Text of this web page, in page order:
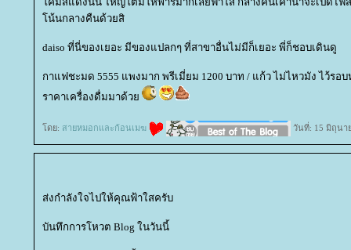
น้นกลางคืนด้วยสิ
daiso ที่นี่ของเยอะ มีของแปลกๆ ที่สาขาอื่นไม่มีก็เยอะ พี่ก็ชอบเดินดู
กาแฟชะมด 5555 แพงมาก พรีเมี่ยม 1200 บาท / แก้ว ไม่ไหวมัง ไว้ร
ราคาเครื่องดื่มมาด้ว
ดย: สายหมอกและก้อนเมฆ วันที่: 15 มิถุนา
ส่งกำลังใจไปให้คุณฟ้าใสครับ
บันทึกการโหวต Blog ในวันนี้